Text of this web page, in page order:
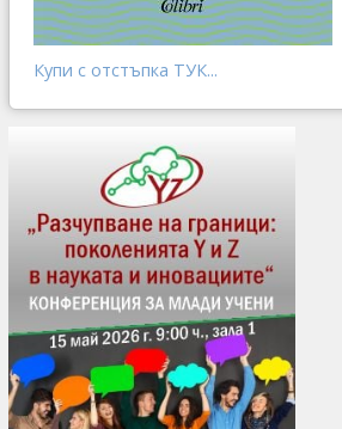
Купи с отстъпка ТУК...